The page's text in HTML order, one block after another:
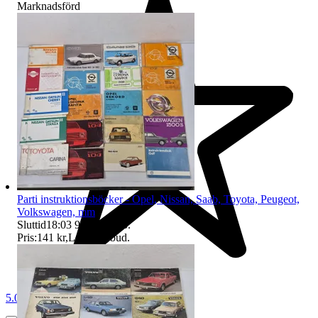
5.0
Marknadsförd
Parti instruktionsböcker - Opel, Nissan, Saab, Toyota, Peugeot,
Volkswagen, mm
Sluttid18:03 9 aug 18:03.
Pris:141 kr,Ledande bud.